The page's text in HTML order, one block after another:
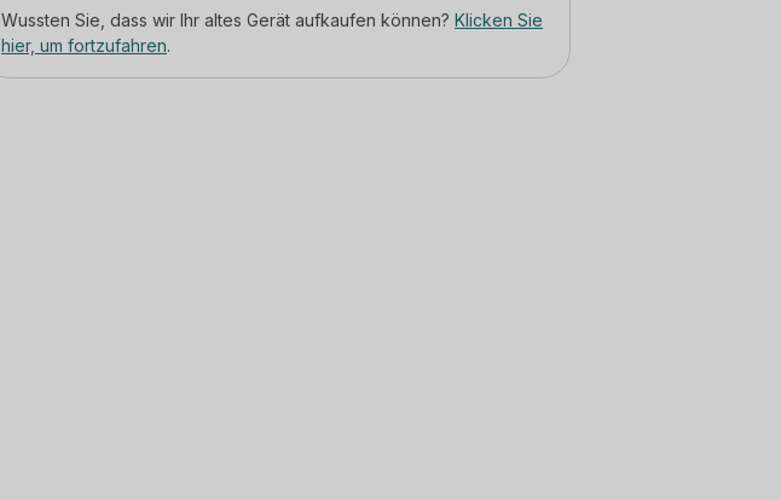
Wussten Sie, dass wir Ihr altes Gerät aufkaufen können? Klicken Sie
hier, um fortzufahren.